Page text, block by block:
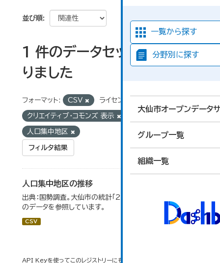
一覧から探す
分野別に探す
大仙市オープンデータ
グループ一覧
組織一覧
並び順
1 件のデータセットが見つか
りました
フォーマット: CSV ライセンス:
クリエイティブ・コモンズ 表示
人口集中地区
フィルタ結果
人口集中地区の推移
出典：国勢調査。大仙市の統計「2-3 人口集中地区の推移」
のデータを参照しています。
CSV
API Keyを使ってこのレジストリーにもアクセス可能です